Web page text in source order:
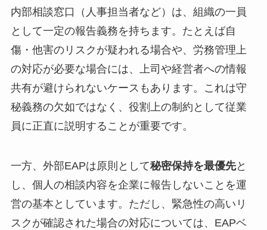
内部相談窓口（人事担当者など）は、組織の一員
として一定の報告義務を持ちます。たとえば自
傷・他害のリスクが疑われる場合や、労務管理上
の対応が必要な場合には、上司や経営者への情報
共有が避けられないケースもあります。これは守
秘義務の欠如ではなく、役割上の制約として従業
員に正直に説明することが重要です。
一方、外部EAPは原則として秘密保持を最優先と
し、個人の相談内容を企業に報告しないことを運
営の基本としています。ただし、緊急性の高いリ
スクが確認された場合の対応については、EAPベ